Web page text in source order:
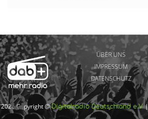
ÜBER UNS
IMPRESSUM
DATENSCHUTZ
2026 Copyright @Digitalradio Deutschland e.V.|